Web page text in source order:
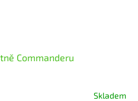
Commanderu
Skladem